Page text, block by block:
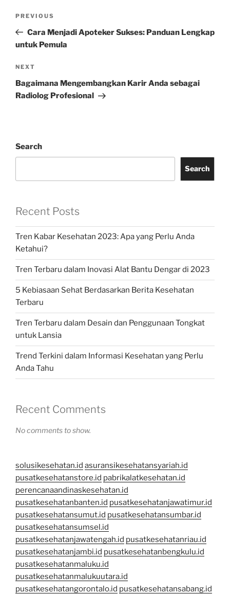
Previous
Post
PREVIOUS
Cara Menjadi Apoteker Sukses: Panduan Lengkap
untuk Pemula
Next
Post
NEXT
Bagaimana Mengembangkan Karir Anda sebagai
Radiolog Profesional
Search
Search
Recent Posts
Tren Kabar Kesehatan 2023: Apa yang Perlu Anda
Ketahui?
Tren Terbaru dalam Inovasi Alat Bantu Dengar di 2023
5 Kebiasaan Sehat Berdasarkan Berita Kesehatan
Terbaru
Tren Terbaru dalam Desain dan Penggunaan Tongkat
untuk Lansia
Trend Terkini dalam Informasi Kesehatan yang Perlu
Anda Tahu
Recent Comments
No comments to show.
solusikesehatan.id asuransikesehatansyariah.id
pusatkesehatanstore.id pabrikalatkesehatan.id
perencanaandinaskesehatan.id
pusatkesehatanbanten.id pusatkesehatanjawatimur.id
pusatkesehatansumut.id pusatkesehatansumbar.id
pusatkesehatansumsel.id
pusatkesehatanjawatengah.id pusatkesehatanriau.id
pusatkesehatanjambi.id pusatkesehatanbengkulu.id
pusatkesehatanmaluku.id
pusatkesehatanmalukuutara.id
pusatkesehatangorontalo.id pusatkesehatansabang.id